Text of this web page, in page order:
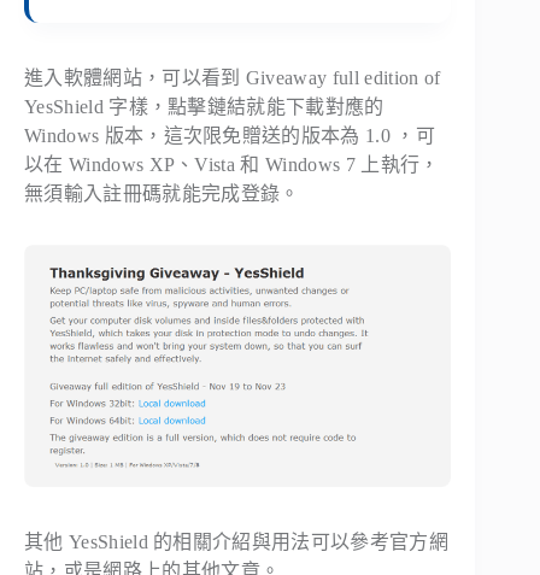
進入軟體網站，可以看到 Giveaway full edition of
YesShield 字樣，點擊鏈結就能下載對應的
Windows 版本，這次限免贈送的版本為 1.0 ，可
以在 Windows XP、Vista 和 Windows 7 上執行，
無須輸入註冊碼就能完成登錄。
其他 YesShield 的相關介紹與用法可以參考官方網